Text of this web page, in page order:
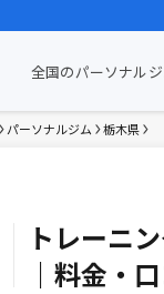
全国のパーソナル
パーソナルジム 栃木県
トレーニ
｜料金・